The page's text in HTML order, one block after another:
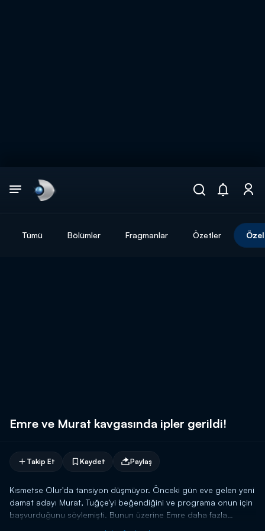
Tümü Bölümler Fragmanlar Özetler
Emre ve Murat kavgasında ipler gerildi!
Takip Et Kaydet Paylaş
Kısmetse Olur'da tansiyon düşmüyor. Önceki gün eve gelen yeni
damat adayı Murat, Tuğçe'yi beğendiğini ve programa onun için
başvurduğunu söylemişti. Bunun üzerine Emre daha fazla